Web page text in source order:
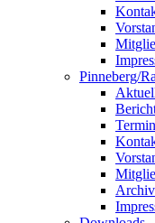
Pinneberg/
Archiv